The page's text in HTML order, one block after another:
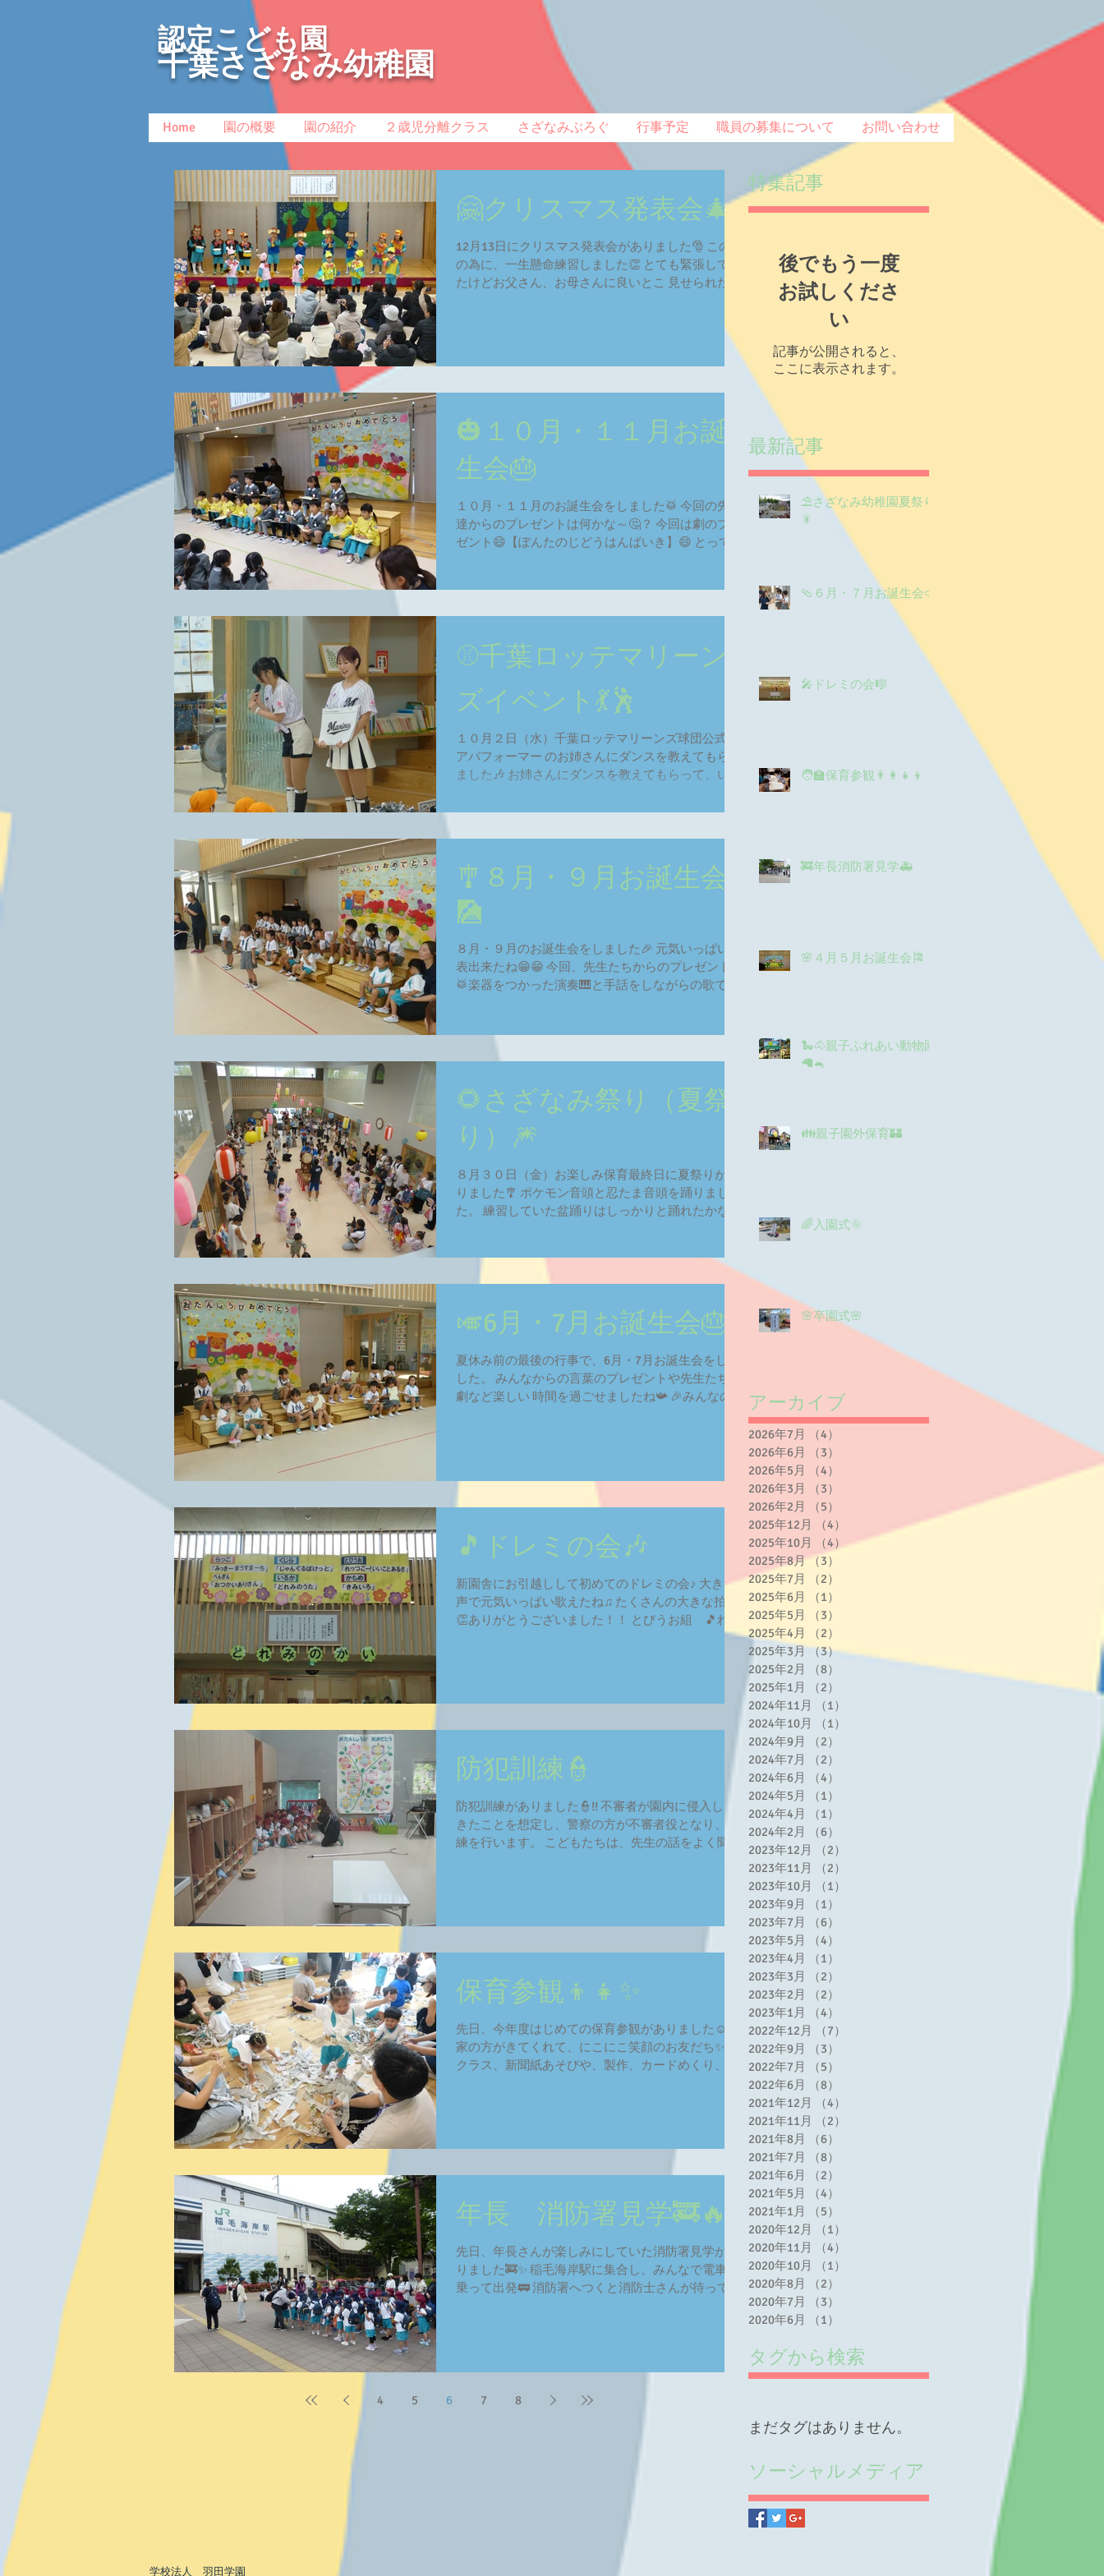
認定こども園
千葉さざなみ幼稚園
Home 園の概要 園の紹介 ２歳児分離クラス さざなみぶろぐ 行事予定 職員の募集について お問い合わせ
🤗クリスマス発表会🎄
12月13日にクリスマス発表会がありました🎅 この日
の為に、一生懸命練習しました👏 とても緊張してい
たけどお父さん、お母さんに良いとこ 見せられたね
🎃１０月・１１月お誕
生会🎂
１０月・１１月のお誕生会をしました🥁 今回の先生
達からのプレゼントは何かな～🤔？ 今回は劇のプレ
ゼント😄【ぽんたのじどうはんばいき】😄 とっても
⚾️千葉ロッテマリーン
ズイベント💃🕺
１０月２日（水）千葉ロッテマリーンズ球団公式チ
アパフォーマー のお姉さんにダンスを教えてもらい
ました🎶 お姉さんにダンスを教えてもらって、いざ
🌈 楽しいダンズの時間はあっという間だったね😁...
🎐８月・９月お誕生会
🎑
８月・９月のお誕生会をしました🎉 元気いっぱい発
表出来たね😁😁 今回、先生たちからのプレゼントは
🥁楽器をつかった演奏🎹と手話をしながらの歌でし
みだね🎂
🌻さざなみ祭り（夏祭
り）🎆
８月３０日（金）お楽しみ保育最終日に夏祭りがあ
りました🎐 ポケモン音頭と忍たま音頭を踊りまし
た。 練習していた盆踊りはしっかりと踊れたかな？
🎺6月・7月お誕生会🎂
夏休み前の最後の行事で、6月・7月お誕生会をしま
した。 みんなからの言葉のプレゼントや先生たちの
劇など楽しい 時間を過ごせましたね📯 🎉みんなの前
🎵ドレミの会🎶
新園舎にお引越しして初めてのドレミの会♪ 大きな
声で元気いっぱい歌えたね♫ たくさんの大きな拍手
👏ありがとうございました！！ とびうお組 🎵れっ
つごー！いいことあるさ🎵 かもめ組 🎵きみいろ🎵
防犯訓練👮
防犯訓練がありました👮!! 不審者が園内に侵入して
きたことを想定し、警察の方が不審者役となり、訓
練を行います。 こどもたちは、先生の話をよく聞い
保育参観👦👧✨️
先日、今年度はじめての保育参観がありました☺ お
家の方がきてくれて、にこにこ笑顔のお友だち✨️ 各
クラス、新聞紙あそびや、製作、カードめくり、ス
年長 消防署見学🚒🔥
先日、年長さんが楽しみにしていた消防署見学があ
りました🚒✨️ 稲毛海岸駅に集合し、みんなで電車に
乗って出発🚃 消防署へつくと消防士さんが待ってい
4 5 6 7 8
特集記事
後でもう一度
お試しくださ
い
記事が公開されると、
ここに表示されます。
最新記事
⛱️さざなみ幼稚園夏祭り
🎇
🩴６月・７月お誕生会🤿
🎤ドレミの会🎼
🧑‍🏫保育参観👨‍👩‍👧‍👦
🚒年長消防署見学🚑
🌸４月５月お誕生会🎏
🐍🐴親子ふれあい動物園
🦙🐁
👪親子園外保育🏰
🌈入園式🌞
🌸卒園式🌸
アーカイブ
2026年7月 （4）
2026年6月
（3）
2026年5月
（4）
2026年3月
（3）
2026年2月
（5）
2025年12月
（4）
2025年10月
（4） 4件の記事
2025年8月（3）
2025年7月
（2）
2025年6月
（1）
2025年5月
（3）
2025年4月
（2）
2025年3月（3）3件の記事
2025年2月
（8）
2025年1月
（2）
2024年11月
（1）
2024年10月
（1）
2024年9月
（2）
2024年7月
（2）
2024年6月
（4）
2024年5月
（1）
2024年4月
（1）
2024年2月
（6）
2023年12月
（2）
2023年11月
（2）
2023年10月
（1）
2023年9月
（1）
2023年7月
（6）
2023年5月
（4）
2023年4月
（1）
2023年3月
（2）
2023年2月
（2）
2023年1月
（4）
2022年12月
（7）
2022年9月
（3）
2022年7月
（5）
2022年6月
（8）
2021年12月
（4）
2021年11月
（2）
2021年8月
（6）
2021年7月
（8）
2021年6月
（2）
2021年5月
（4）
2021年1月
（5）
2020年12月
（1）
2020年11月
（4）
2020年10月
（1）
2020年8月
（2）
2020年7月
（3）
2020年6月
（1）
タグから検索
まだタグはありません。
ソーシャルメディア
学校法人 羽田学園